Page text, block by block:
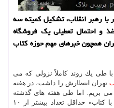
رهبر انقلاب، تشكیل كمیته سه
و احتمال تعطیلی یك فروشگاه
همچون خبرهای مهم حوزه كتاب
با طی یك روند كاملاً نزولی كه می
تهران انتظارش را داشت، در هفته
بریم. اما طی هفته های گذشته
گزارش های تجمیعی «یك هفته با كتاب» حداقل تعداد بیشتر از ۱۰